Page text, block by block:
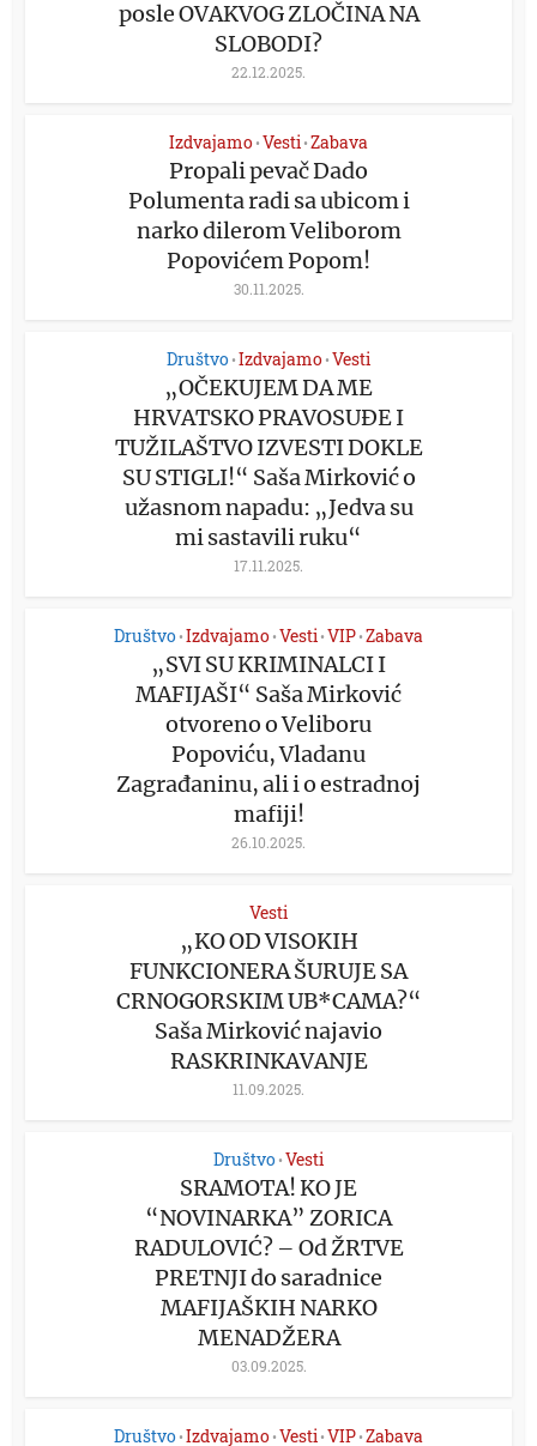
posle OVAKVOG ZLOČINA NA
SLOBODI?
22.12.2025.
Izdvajamo•Vesti•Zabava
Propali pevač Dado
Polumenta radi sa ubicom i
narko dilerom Veliborom
Popovićem Popom!
30.11.2025.
Društvo•Izdvajamo•Vesti
„OČEKUJEM DA ME
HRVATSKO PRAVOSUĐE I
TUŽILAŠTVO IZVESTI DOKLE
SU STIGLI!“ Saša Mirković o
užasnom napadu: „Jedva su
mi sastavili ruku“
17.11.2025.
Društvo•Izdvajamo•Vesti•VIP•Zabava
„SVI SU KRIMINALCI I
MAFIJAŠI“ Saša Mirković
otvoreno o Veliboru
Popoviću, Vladanu
Zagrađaninu, ali i o estradnoj
mafiji!
26.10.2025.
Vesti
„KO OD VISOKIH
FUNKCIONERA ŠURUJE SA
CRNOGORSKIM UB*CAMA?“
Saša Mirković najavio
RASKRINKAVANJE
11.09.2025.
Društvo•Vesti
SRAMOTA! KO JE
“NOVINARKA” ZORICA
RADULOVIĆ? – Od ŽRTVE
PRETNJI do saradnice
MAFIJAŠKIH NARKO
MENADŽERA
03.09.2025.
Društvo•Izdvajamo•Vesti•VIP•Zabava